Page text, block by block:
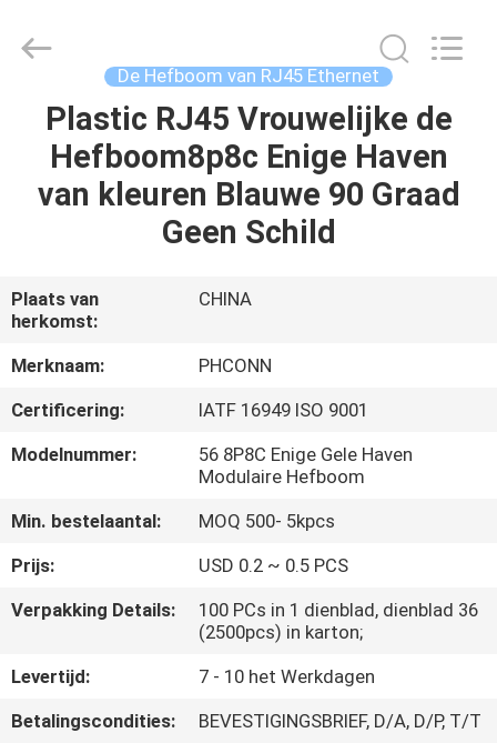
HUIS
PRODUCTEN
ONS
FABRIEKSREIS
KWALITEITSCONTROLE
CONTACTEER
ONS
VR
SITEMAP
Reserved.
De Hefboom van RJ45 Ethernet
Plastic RJ45 Vrouwelijke de
Hefboom8p8c Enige Haven
van kleuren Blauwe 90 Graad
Geen Schild
Plaats van
herkomst:
CHINA
Merknaam:
PHCONN
Certificering:
IATF 16949 ISO 9001
Modelnummer:
56 8P8C Enige Gele Haven
Modulaire Hefboom
Min. bestelaantal:
MOQ 500- 5kpcs
Prijs:
USD 0.2 ~ 0.5 PCS
Verpakking Details:
100 PCs in 1 dienblad, dienblad 36
(2500pcs) in karton;
Levertijd:
7 - 10 het Werkdagen
Betalingscondities:
BEVESTIGINGSBRIEF, D/A, D/P, T/T